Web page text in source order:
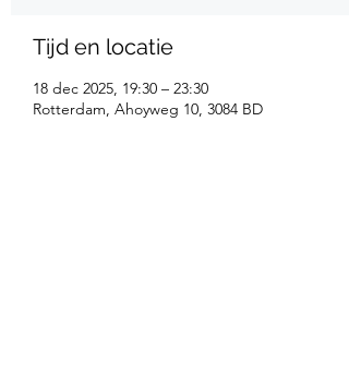
Tijd en locatie
18 dec 2025, 19:30 – 23:30
Rotterdam, Ahoyweg 10, 3084 BD